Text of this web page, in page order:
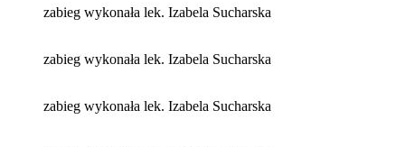
zabieg wykonała lek. Izabela Sucharska
zabieg wykonała lek. Izabela Sucharska
zabieg wykonała lek. Izabela Sucharska